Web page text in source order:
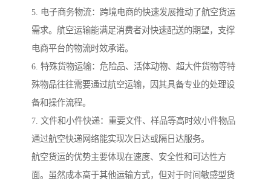
5. 电子商务物流：跨境电商的快速发展推动了航空货运
需求。航空运输能满足消费者对快速配送的期望，支撑
电商平台的物流时效承诺。
6. 特殊货物运输：危险品、活体动物、超大件货物等特
殊物品往往需要通过航空运输，因其具备专业的处理设
备和操作流程。
7. 文件和小件快递：重要文件、样品等高时效小件物品
通过航空快递网络能实现次日达或隔日达服务。
航空货运的优势主要体现在速度、安全性和可达性方
面。虽然成本高于其他运输方式，但对于时间敏感型货